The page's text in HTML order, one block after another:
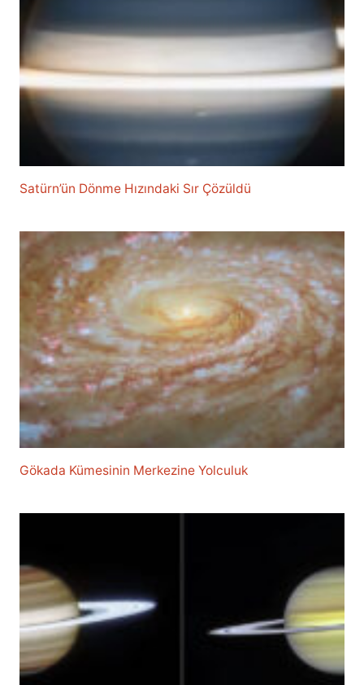
Satürn’ün Dönme Hızındaki Sır Çözüldü
Gökada Kümesinin Merkezine Yolculuk